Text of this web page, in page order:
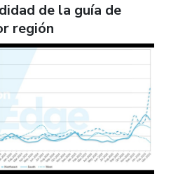
de la guía de
región